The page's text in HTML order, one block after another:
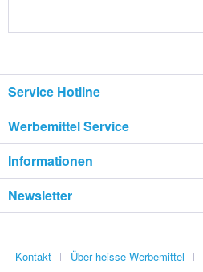
Service Hotline
Werbemittel Service
Informationen
Newsletter
Kontakt Über heisse Werbemittel